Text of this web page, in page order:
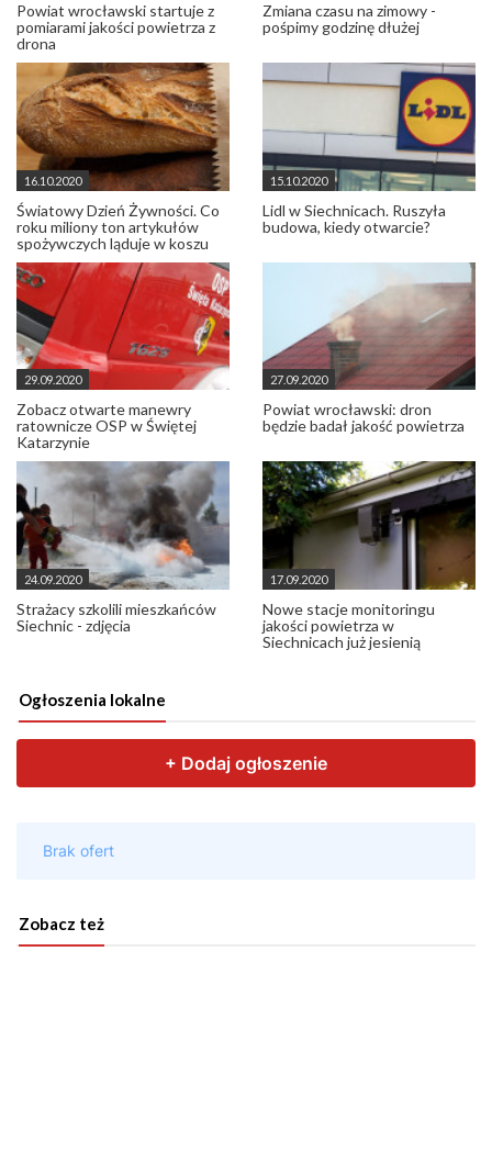
Powiat wrocławski startuje z
pomiarami jakości powietrza z
drona
Zmiana czasu na zimowy -
pośpimy godzinę dłużej
16.10.2020
Światowy Dzień Żywności. Co
roku miliony ton artykułów
spożywczych ląduje w koszu
15.10.2020
Lidl w Siechnicach. Ruszyła
budowa, kiedy otwarcie?
29.09.2020
Zobacz otwarte manewry
ratownicze OSP w Świętej
Katarzynie
27.09.2020
Powiat wrocławski: dron
będzie badał jakość powietrza
24.09.2020
Strażacy szkolili mieszkańców
Siechnic - zdjęcia
17.09.2020
Nowe stacje monitoringu
jakości powietrza w
Siechnicach już jesienią
Ogłoszenia lokalne
Zobacz też